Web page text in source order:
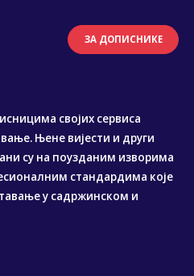
ЗА ДОПИСНИКЕ
својих сервиса
Њене вијести и други
су на поузданим изворима
стандардима које
у садржинском и